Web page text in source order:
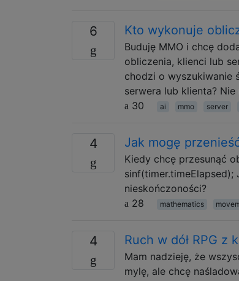
6 Kto wykonuje
Buduję MMO i chcę
obliczenia, klienci lub
chodzi o wyszukiwanie
serwera lub klienta?
30
ai mmo server
4 Jak mogę
Kiedy chcę przesunąć
nieskończoności?
28
mathematics
4 Ruch w dół RPG z
Mam nadzieję, że
mylę, ale chcę